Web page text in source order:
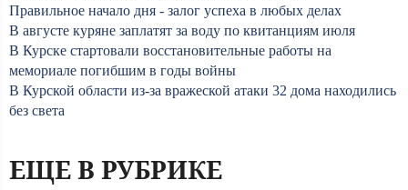
Правильное начало дня - залог успеха в любых делах
В августе куряне заплатят за воду по квитанциям июля
В Курске стартовали восстановительные работы на
мемориале погибшим в годы войны
В Курской области из-за вражеской атаки 32 дома находились
без света
ЕЩЕ В РУБРИКЕ